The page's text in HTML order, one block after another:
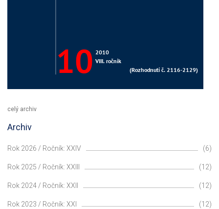
celý archiv
Archiv
Rok 2026 / Ročník: XXIV (6)
Rok 2025 / Ročník: XXIII (12)
Rok 2024 / Ročník: XXII (12)
Rok 2023 / Ročník: XXI (12)